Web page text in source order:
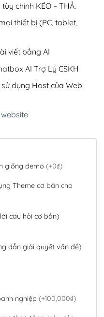
chỉnh KÉO – THẢ.
thiết bị (PC, tablet,
viết bằng AI
AI Trợ Lý CSKH
dụng Host của Web
giống demo (+0₫)
Theme cơ bản cho
câu hỏi cơ bản)
dẫn giải quyết vấn đề)
nghiệp (+100,000₫)